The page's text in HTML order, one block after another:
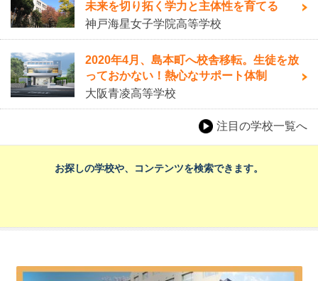
未来を切り拓く学力と主体性を育てる
神戸海星女子学院高等学校
2020年4月、島本町へ校舎移転。生徒を放
っておかない！熱心なサポート体制
大阪青凌高等学校
注目の学校一覧へ
お探しの学校や、コンテンツを検索できます。